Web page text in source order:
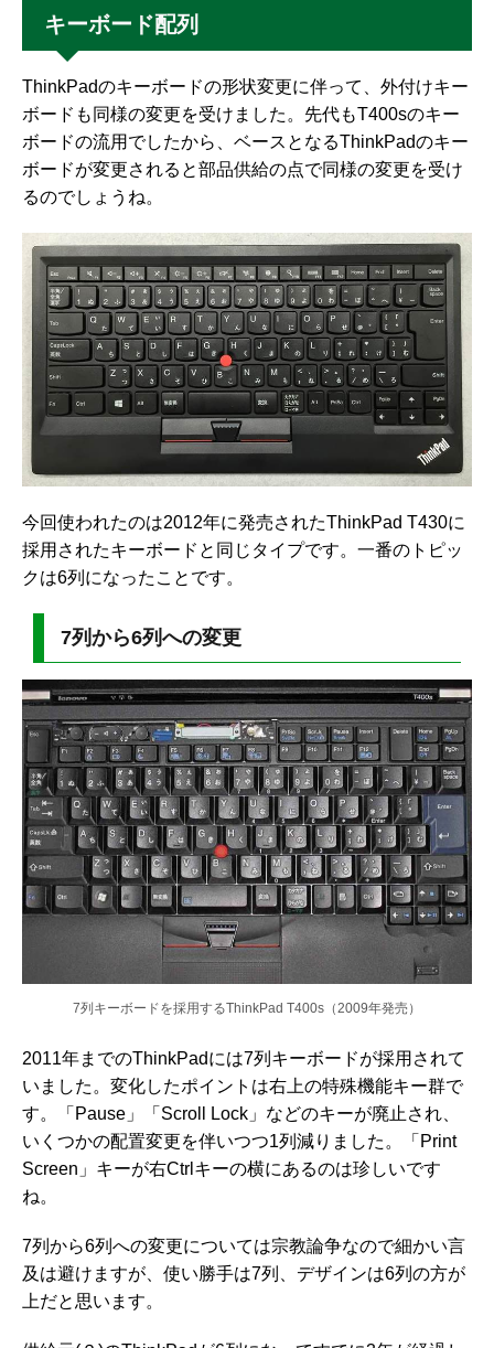
キーボード配列
ThinkPadのキーボードの形状変更に伴って、外付けキー
ボードも同様の変更を受けました。先代もT400sのキー
ボードの流用でしたから、ベースとなるThinkPadのキー
ボードが変更されると部品供給の点で同様の変更を受け
るのでしょうね。
今回使われたのは2012年に発売されたThinkPad T430に
採用されたキーボードと同じタイプです。一番のトピッ
クは6列になったことです。
7列から6列への変更
7列キーボードを採用するThinkPad T400s（2009年発売）
2011年までのThinkPadには7列キーボードが採用されて
いました。変化したポイントは右上の特殊機能キー群で
す。「Pause」「Scroll Lock」などのキーが廃止され、
いくつかの配置変更を伴いつつ1列減りました。「Print
Screen」キーが右Ctrlキーの横にあるのは珍しいです
ね。
7列から6列への変更については宗教論争なので細かい言
及は避けますが、使い勝手は7列、デザインは6列の方が
上だと思います。